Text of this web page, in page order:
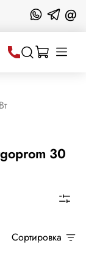
@
30
Сортировка